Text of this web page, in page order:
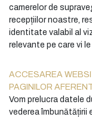
camerelor de
recepțiilor noastre,
identitate valabil al
relevante pe care vi
ACCESAREA
PAGINILOR
Vom prelucra datele
vederea îmbunătățirii